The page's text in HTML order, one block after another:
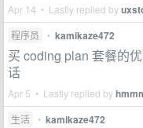
Apr 14 • Lastly replied by
程序员 • kamikaze472
买 coding plan 套餐的
话
Apr 5 • Lastly replied by
生活 • kamikaze472